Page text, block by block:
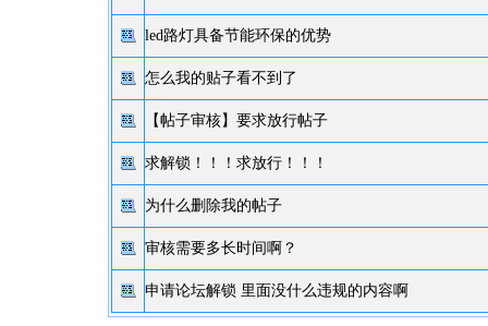
led路灯具备节能环保的优势
怎么我的贴子看不到了
【帖子审核】要求放行帖子
求解锁！！！求放行！！！
为什么删除我的帖子
审核需要多长时间啊？
申请论坛解锁 里面没什么违规的内容啊